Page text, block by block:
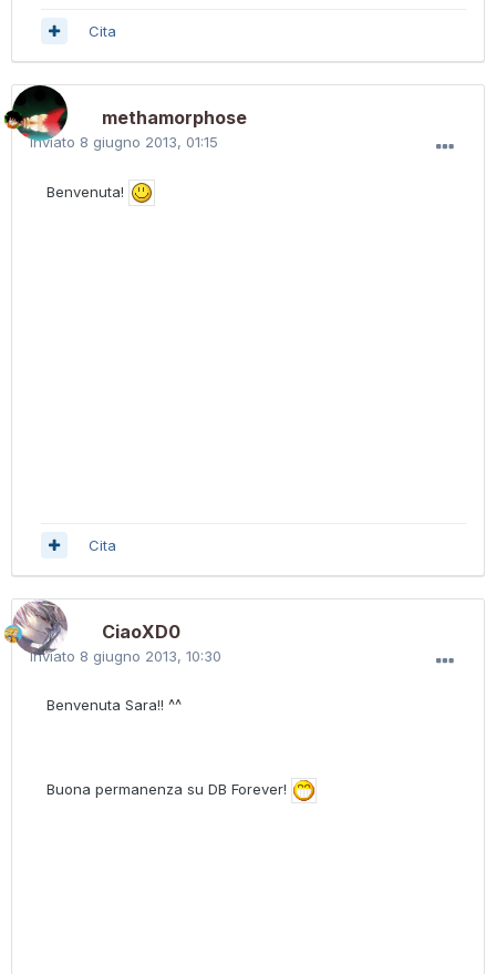
Cita
methamorphose
Inviato 8 giugno 2013, 01:15
Benvenuta!
Cita
CiaoXD0
Inviato 8 giugno 2013, 10:30
Benvenuta Sara!! ^^
Buona permanenza su DB Forever!